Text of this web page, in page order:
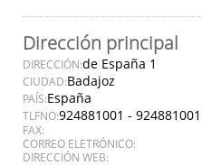
Dirección principal
DIRECCIÓN:de España 1
CIUDAD:Badajoz
PAÍS:España
TLFNO:924881001 - 924881001
FAX:
CORREO ELETRÓNICO:
DIRECCIÓN WEB: